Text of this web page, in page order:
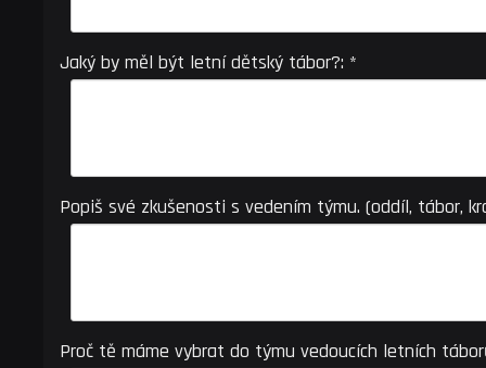
Jaký by měl být letní dětský tábor?: *
Popiš své zkušenosti s vedením týmu. (oddíl, tábor,
Proč tě máme vybrat do týmu vedoucích letních